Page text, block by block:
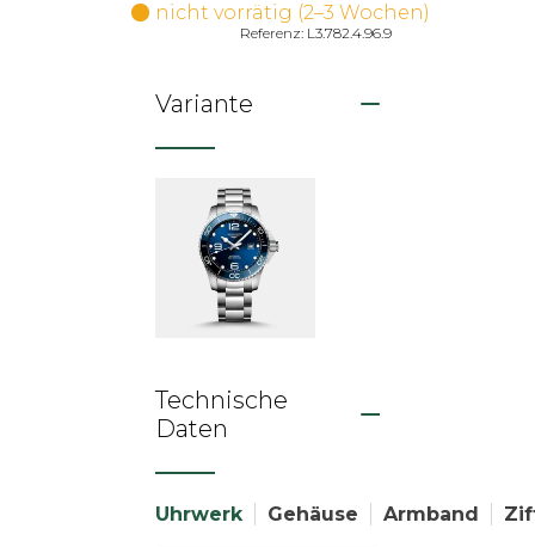
nicht vorrätig (2–3 Wochen)
Referenz: L3.782.4.96.9
Variante
Technische
Daten
Uhrwerk Gehäuse Armband